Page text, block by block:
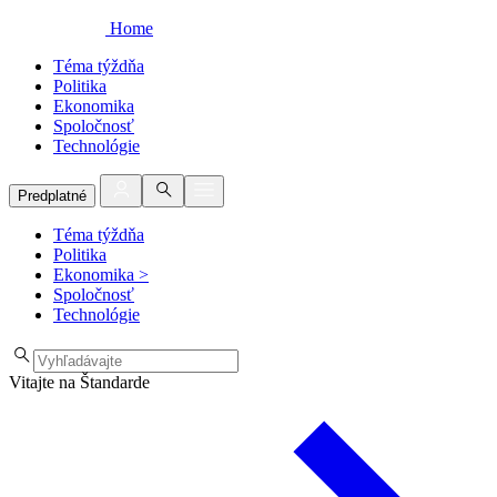
Home
Téma týždňa
Politika
Ekonomika
Spoločnosť
Technológie
Predplatné
Téma týždňa
Politika
Ekonomika >
Spoločnosť
Technológie
Vitajte na Štandarde